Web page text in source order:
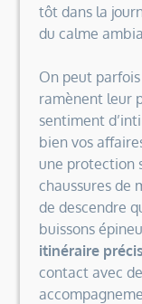
tôt dans la
du calme
On peut
ramènent leur
sentiment
bien vos
une protection
chaussures de
de descendre
buissons
itinéraire précis
contact avec